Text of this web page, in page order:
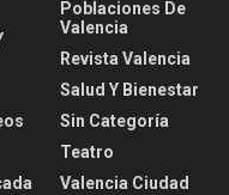
Poblaciones De
Valencia
Revista Valencia
Salud Y Bienestar
Sin Categoría
Teatro
Valencia Ciudad